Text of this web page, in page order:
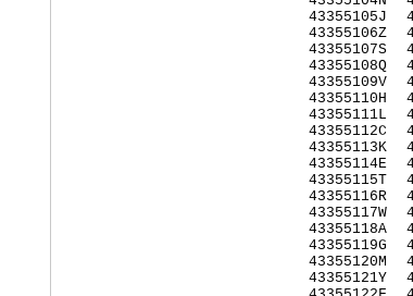
43355105J
43355106Z
43355107S
43355108Q
43355109V
43355110H
43355111L
43355112C
43355113K
43355114E
43355115T
43355116R
43355117W
43355118A
43355119G
43355120M
43355121Y